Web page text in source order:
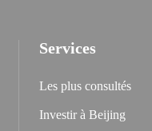
Services
Les plus consultés
Investir à Beijing